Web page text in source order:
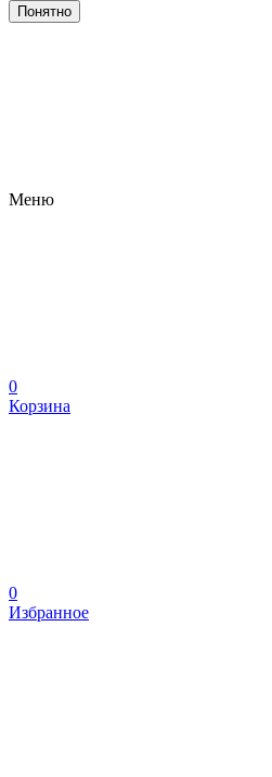
Понятно
Меню
0
Корзина
0
Избранное